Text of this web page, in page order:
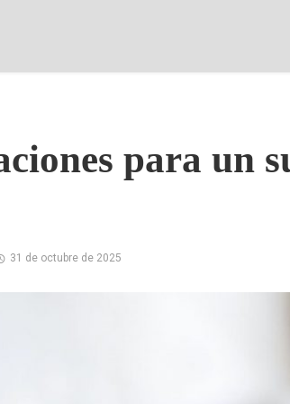
para un
31 de octubre de 2025